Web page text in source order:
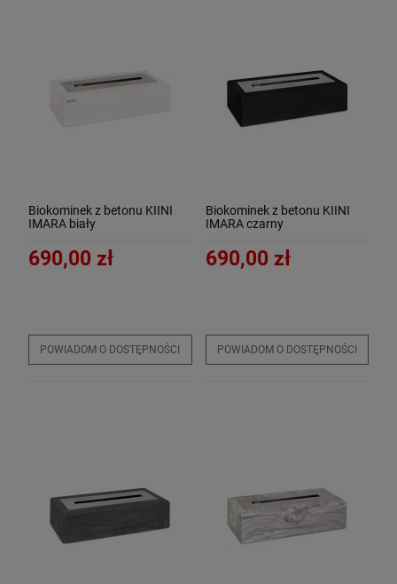
Biokominek z betonu KIINI
IMARA biały
690,00 zł
POWIADOM O DOSTĘPNOŚCI
Biokominek z betonu KIINI
IMARA czarny
690,00 zł
POWIADOM O DOSTĘPNOŚCI